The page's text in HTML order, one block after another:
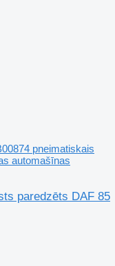
pneimatiskais
automašīnas
paredzēts DAF 85